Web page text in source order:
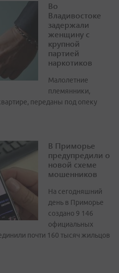
Во
Владивостоке
задержали
женщину с
крупной
партией
наркотиков
Малолетние
племянники,
переданы под опеку
В Приморье
предупредили о
новой схеме
мошенников
На сегодняшний
день в Приморье
создано 9 146
официальных
почти 160 тысяч жильцов